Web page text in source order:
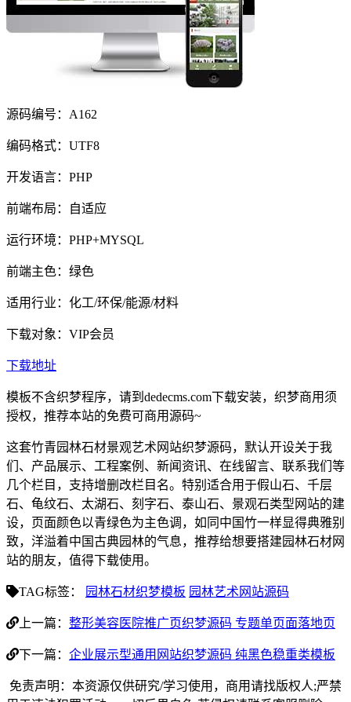
源码编号：A162
编码格式：UTF8
开发语言：PHP
前端布局：自适应
运行环境：PHP+MYSQL
前端主色：绿色
适用行业：化工/环保/能源/材料
下载对象：VIP会员
下载地址
模板不含织梦程序，请到dedecms.com下载安装，织梦商用须
授权，推荐本站的免费可商用源码~
这套竹青园林石材景观艺术网站织梦源码，默认开设关于我
们、产品展示、工程案例、新闻资讯、在线留言、联系我们等
几个栏目，支持增删改栏目名。特别适合用于假山石、千层
石、龟纹石、太湖石、刻字石、泰山石、景观石类型网站的建
设，页面颜色以青绿色为主色调，如同中国竹一样显得典雅别
致，洋溢着中国古典园林的气息，推荐给想要搭建园林石材网
站的朋友，值得下载使用。
TAG标签： 园林石材织梦模板 园林艺术网站源码
上一篇： 整形美容医院推广页织梦源码 专题单页面落地页
下一篇： 企业展示型通用网站织梦源码 纯黑色稳重类模板
免责声明：本资源仅供研究/学习使用，商用请找版权人;严禁